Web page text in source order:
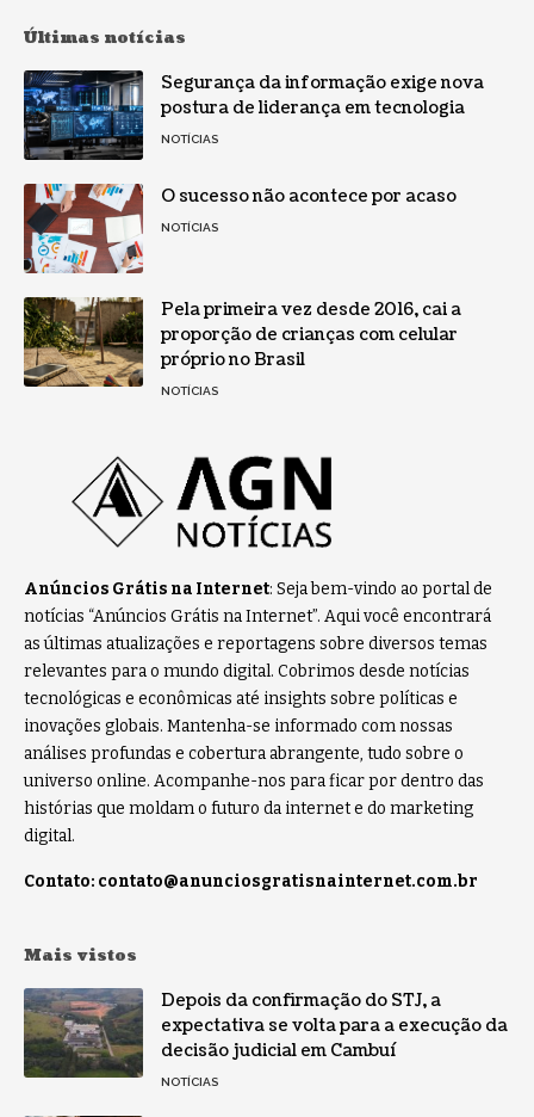
Últimas notícias
Segurança da informação exige nova
postura de liderança em tecnologia
NOTÍCIAS
O sucesso não acontece por acaso
NOTÍCIAS
Pela primeira vez desde 2016, cai a
proporção de crianças com celular
próprio no Brasil
NOTÍCIAS
Anúncios Grátis na Internet: Seja bem-vindo ao portal de
notícias “Anúncios Grátis na Internet”. Aqui você encontrará
as últimas atualizações e reportagens sobre diversos temas
relevantes para o mundo digital. Cobrimos desde notícias
tecnológicas e econômicas até insights sobre políticas e
inovações globais. Mantenha-se informado com nossas
análises profundas e cobertura abrangente, tudo sobre o
universo online. Acompanhe-nos para ficar por dentro das
histórias que moldam o futuro da internet e do marketing
digital.
Contato: contato@anunciosgratisnainternet.com.br
Mais vistos
Depois da confirmação do STJ, a
expectativa se volta para a execução da
decisão judicial em Cambuí
NOTÍCIAS